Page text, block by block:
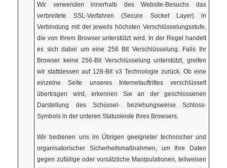
Wir verwenden innerhalb des Website-Besuchs das
verbreitete SSL-Verfahren (Secure Socket Layer) in
Verbindung mit der jeweils höchsten Verschlüsselungsstufe,
die von Ihrem Browser unterstützt wird. In der Regel handelt
es sich dabei um eine 256 Bit Verschlüsselung. Falls Ihr
Browser keine 256-Bit Verschlüsselung unterstützt, greifen
wir stattdessen auf 128-Bit v3 Technologie zurück. Ob eine
einzelne Seite unseres Internetauftrittes verschlüsselt
übertragen wird, erkennen Sie an der geschlossenen
Darstellung des Schüssel- beziehungsweise Schloss-
Symbols in der unteren Statusleiste Ihres Browsers.
Wir bedienen uns im Übrigen geeigneter technischer und
organisatorischer Sicherheitsmaßnahmen, um Ihre Daten
gegen zufällige oder vorsätzliche Manipulationen, teilweisen